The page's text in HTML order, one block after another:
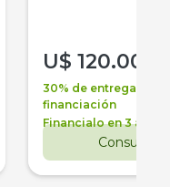
U$ 120.000
30% de entrega +
financiación
Financialo en 3 años
Consultar